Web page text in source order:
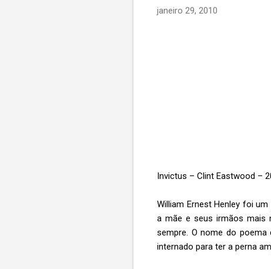
janeiro 29, 2010
Invictus – Clint Eastwood –
William Ernest Henley foi
a mãe e seus irmãos mais
sempre. O nome do
internado para ter a perna